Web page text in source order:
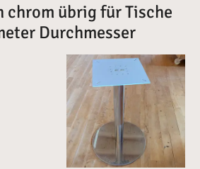
chrom übrig für Tische
Durchmesser
Vergrößerte Version